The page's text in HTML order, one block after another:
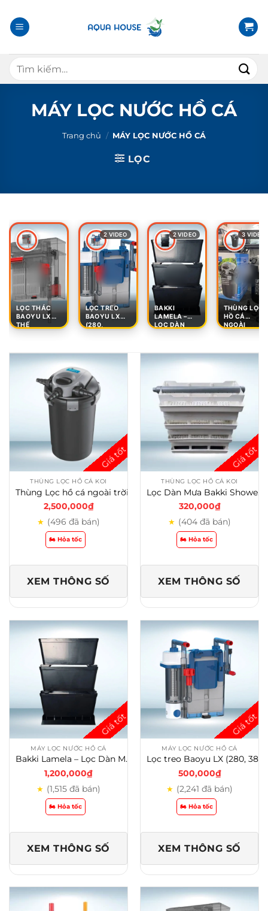
n
MÁY LỌC NƯỚC HỒ CÁ
Trang chủ / MÁY LỌC NƯỚC HỒ CÁ
LỌC
LỌC THÁC
BAOYU LX
THẾ
2 VIDEO
LỌC TREO
BAOYU LX
(280,
2 VIDEO
BAKKI
LAMELA –
LỌC DÀN
3 VIDEO
THÙNG LỌC
HỒ CÁ
NGOÀI
THÙNG LỌC HỒ CÁ KOI
2,500,000₫
★ (496 đã bán)
🏍️ Hỏa tốc
XEM THÔNG SỐ
THÙNG LỌC HỒ CÁ KOI
Lọc Dàn Mưa Bakki Shower Nhựa Cho Hồ Cá
320,000₫
★ (404 đã bán)
🏍️ Hỏa tốc
XEM THÔNG SỐ
MÁY LỌC NƯỚC HỒ CÁ
Bakki Lamela – Lọc Dàn Mưa Hồ Cá Cảnh & Hồ Koi
1,200,000₫
★ (1,515 đã bán)
🏍️ Hỏa tốc
XEM THÔNG SỐ
MÁY LỌC NƯỚC HỒ CÁ
Lọc treo Baoyu LX (280, 380, 480) tích hợp ống lắng tách cặn
500,000₫
★ (2,241 đã bán)
🏍️ Hỏa tốc
XEM THÔNG SỐ